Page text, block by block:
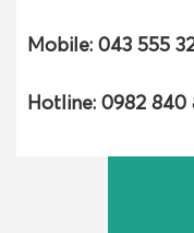
Mobile: 043 555
Hotline: 0982 840